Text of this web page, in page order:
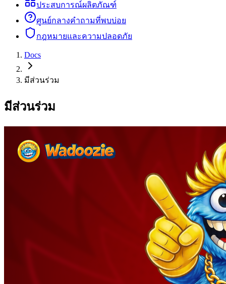
ประสบการณ์ผลิตภัณฑ์
ศูนย์กลางคำถามที่พบบ่อย
กฎหมายและความปลอดภัย
Docs
มีส่วนร่วม
มีส่วนร่วม